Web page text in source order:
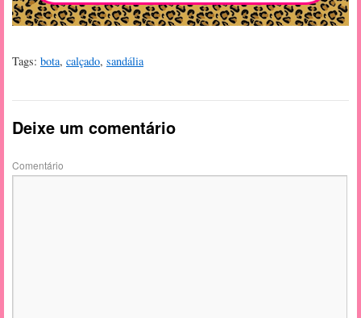
Tags: bota, calçado, sandália
Deixe um comentário
Comentário